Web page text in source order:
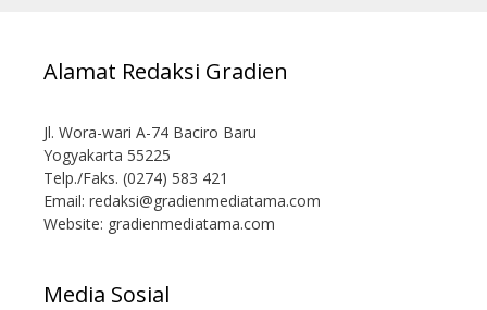
Alamat Redaksi Gradien
Jl. Wora-wari A-74 Baciro Baru
Yogyakarta 55225
Telp./Faks. (0274) 583 421
Email: redaksi@gradienmediatama.com
Website: gradienmediatama.com
Media Sosial